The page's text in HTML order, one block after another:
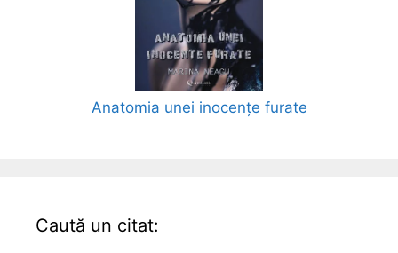
Anatomia unei inocențe furate
Caută un citat: